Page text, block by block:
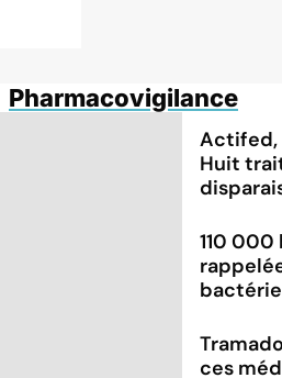
Pharmacovigilance
Actifed,
Huit
110
bactérie
ces